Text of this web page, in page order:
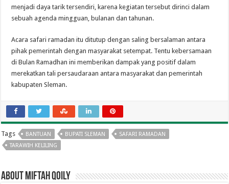
menjadi daya tarik tersendiri, karena kegiatan tersebut dirinci dalam
sebuah agenda mingguan, bulanan dan tahunan.
Acara safari ramadan itu ditutup dengan saling bersalaman antara
pihak pemerintah dengan masyarakat setempat. Tentu kebersamaan
di Bulan Ramadhan ini memberikan dampak yang positif dalam
merekatkan tali persaudaraan antara masyarakat dan pemerintah
kabupaten Sleman.
Tags BANTUAN BUPATI SLEMAN
SAFARI RAMADAN
TARAWIH KELILING
About Miftah Qoily